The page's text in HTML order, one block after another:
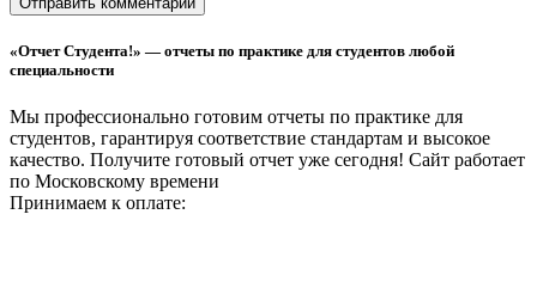
«Отчет Студента!» — отчеты по практике для студентов любой
специальности
Мы профессионально готовим отчеты по практике для
студентов, гарантируя соответствие стандартам и высокое
качество. Получите готовый отчет уже сегодня! Сайт работает
по Московскому времени
Принимаем к оплате: